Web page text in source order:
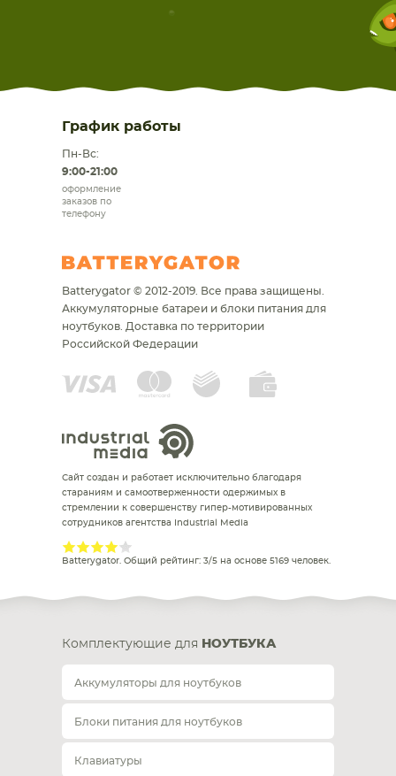
График работы
Пн-Вс:
9:00-21:00
оформление
заказов по
телефону
Batterygator © 2012-2019. Все права защищены.
Аккумуляторные батареи и блоки питания для
ноутбуков. Доставка по территории
Российской Федерации
Сайт создан и работает исключительно благодаря
стараниям и самоотверженности одержимых в
стремлении к совершенству гипер-мотивированных
сотрудников агентства Industrial Media
Batterygator. Общий рейтинг: 3/5 на основе 5169 человек.
Комплектующие для НОУТБУКА
Аккумуляторы для ноутбуков
Блоки питания для ноутбуков
Клавиатуры